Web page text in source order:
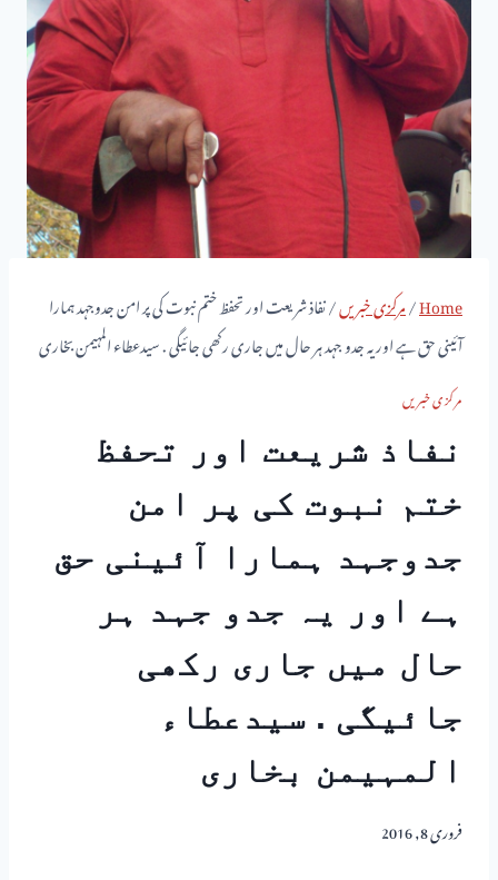
Home
/مرکزی خبریں/نفاذ شریعت اور تحفظ ختم نبوت کی پر امن جدوجہد ہمارا
آئینی حق ہے اور یہ جدو جہد ہر حال میں جاری رکھی جائیگی . سیدعطاء المہیمن بخاری
مرکزی خبریں
نفاذ شریعت اور تحفظ
ختم نبوت کی پر امن
جدوجہد ہمارا آئینی حق
ہے اور یہ جدو جہد ہر
حال میں جاری رکھی
جائیگی . سیدعطاء
المہیمن بخاری
فروری 8, 2016